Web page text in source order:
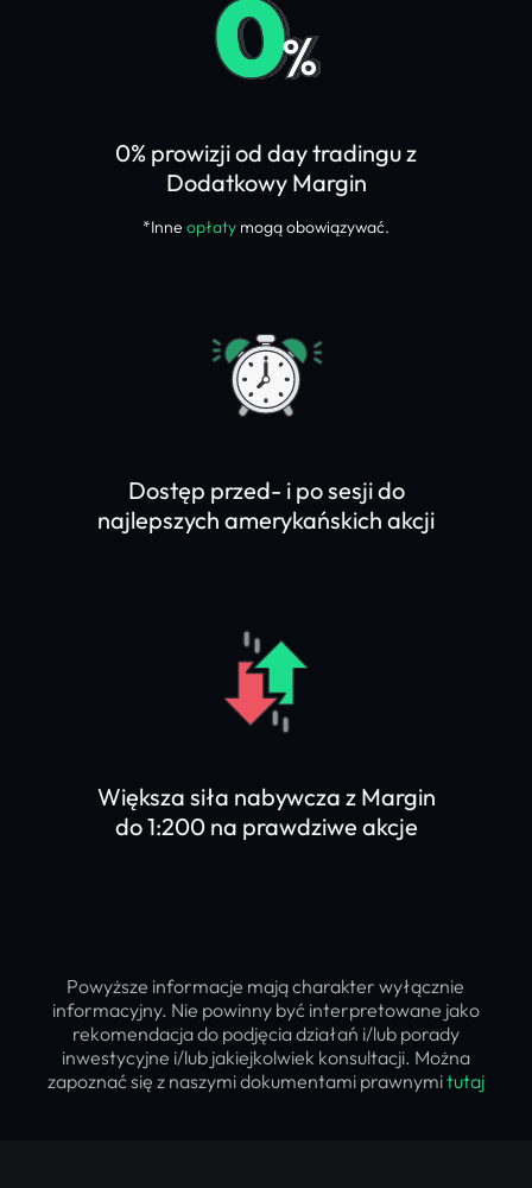
*Inne opłaty mogą obowiązywać.
0% prowizji od day tradingu z
Dodatkowy Margin
Dostęp przed- i po sesji do
najlepszych amerykańskich akcji
Większa siła nabywcza z Margin
do 1:200 na prawdziwe akcje
Powyższe informacje mają charakter wyłącznie
informacyjny. Nie powinny być interpretowane jako
rekomendacja do podjęcia działań i/lub porady
inwestycyjne i/lub jakiejkolwiek konsultacji. Można
zapoznać się z naszymi dokumentami prawnymitutaj